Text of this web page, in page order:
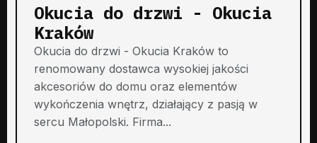
Okucia do drzwi - Okucia
Kraków
Okucia do drzwi - Okucia Kraków to
renomowany dostawca wysokiej jakości
akcesoriów do domu oraz elementów
wykończenia wnętrz, działający z pasją w
sercu Małopolski. Firma...